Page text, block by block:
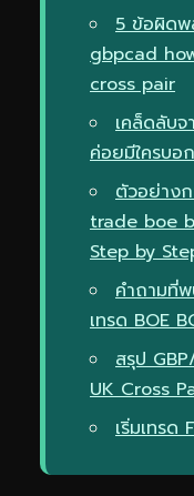
5 ข้อผิดพ
gbpcad
cross pair
เคล็ดลับ
ค่อยมีใครบอก
ตัวอย่าง
trade boe
Step by
คำถามที่
เทรด BOE
สรุป
UK Cross
เริ่มเทร